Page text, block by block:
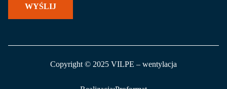
WYŚLIJ
Copyright © 2025 VILPE – wentylacja